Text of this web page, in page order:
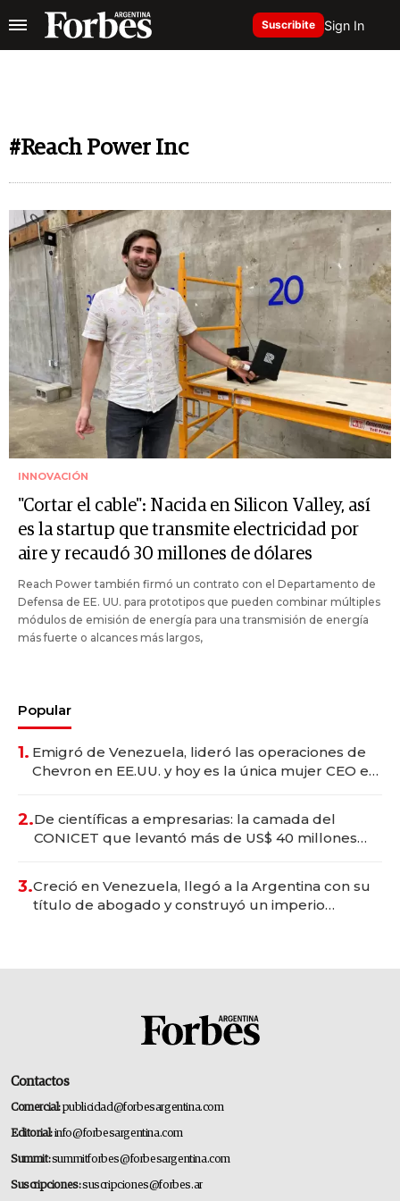
Suscribite Sign In
#Reach Power Inc
INNOVACIÓN
"Cortar el cable": Nacida en Silicon Valley, así
es la startup que transmite electricidad por
aire y recaudó 30 millones de dólares
Reach Power también firmó un contrato con el Departamento de
Defensa de EE. UU. para prototipos que pueden combinar múltiples
módulos de emisión de energía para una transmisión de energía
más fuerte o alcances más largos,
Popular
1. Emigró de Venezuela, lideró las operaciones de
Chevron en EE.UU. y hoy es la única mujer CEO en
2.De científicas a empresarias: la camada del
CONICET que levantó más de US$ 40 millones
3.Creció en Venezuela, llegó a la Argentina con su
título de abogado y construyó un imperio
Contactos
Comercial:publicidad@forbesargentina.com
Editorial:info@forbesargentina.com
Summit:summitforbes@forbesargentina.com
Suscripciones:suscripciones@forbes.ar